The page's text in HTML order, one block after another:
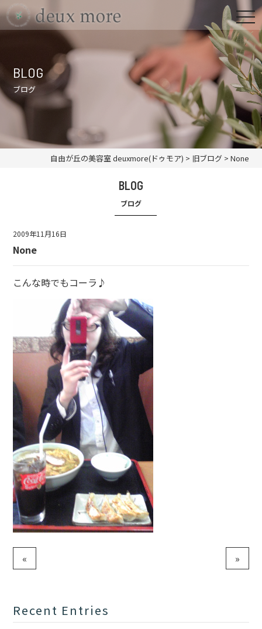
BLOG
ブログ
自由が丘の美容室 deuxmore(ドゥモア) > 旧ブログ> None
BLOG
ブログ
2009年11月16日
None
こんな時でもコーラ♪
« »
Recent Entries